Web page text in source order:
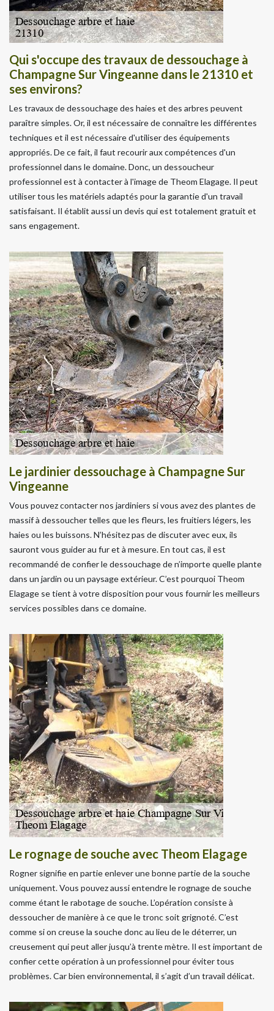
Qui s'occupe des travaux de dessouchage à
Champagne Sur Vingeanne dans le 21310 et
ses environs?
Les travaux de dessouchage des haies et des arbres peuvent
paraître simples. Or, il est nécessaire de connaître les différentes
techniques et il est nécessaire d'utiliser des équipements
appropriés. De ce fait, il faut recourir aux compétences d'un
professionnel dans le domaine. Donc, un dessoucheur
professionnel est à contacter à l'image de Theom Elagage. Il peut
utiliser tous les matériels adaptés pour la garantie d'un travail
satisfaisant. Il établit aussi un devis qui est totalement gratuit et
sans engagement.
Le jardinier dessouchage à Champagne Sur
Vingeanne
Vous pouvez contacter nos jardiniers si vous avez des plantes de
massif à dessoucher telles que les fleurs, les fruitiers légers, les
haies ou les buissons. N’hésitez pas de discuter avec eux, ils
sauront vous guider au fur et à mesure. En tout cas, il est
recommandé de confier le dessouchage de n’importe quelle plante
dans un jardin ou un paysage extérieur. C’est pourquoi Theom
Elagage se tient à votre disposition pour vous fournir les meilleurs
services possibles dans ce domaine.
Le rognage de souche avec Theom Elagage
Rogner signifie en partie enlever une bonne partie de la souche
uniquement. Vous pouvez aussi entendre le rognage de souche
comme étant le rabotage de souche. L’opération consiste à
dessoucher de manière à ce que le tronc soit grignoté. C’est
comme si on creuse la souche donc au lieu de le déterrer, un
creusement qui peut aller jusqu’à trente mètre. Il est important de
confier cette opération à un professionnel pour éviter tous
problèmes. Car bien environnemental, il s’agit d’un travail délicat.